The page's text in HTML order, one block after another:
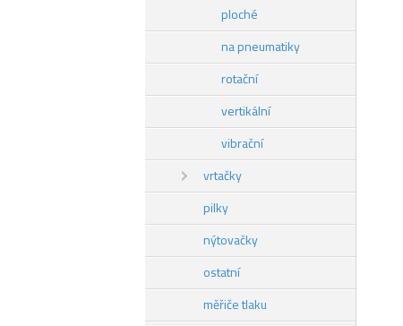
ploché
na pneumatiky
rotační
vertikální
vibrační
vrtačky
pilky
nýtovačky
ostatní
měřiče tlaku